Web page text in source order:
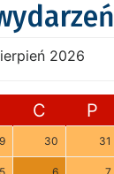
2026
C P
30 31